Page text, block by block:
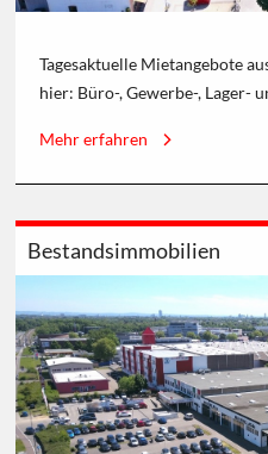
Tagesaktuelle Mietangebote
hier: Büro-, Gewerbe-, Lager-
Mehr erfahren
Bestandsimmobilien